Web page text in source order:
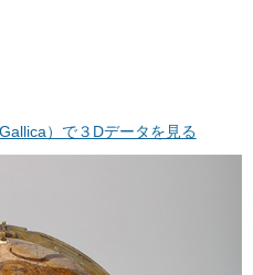
）で３Dデータを見る